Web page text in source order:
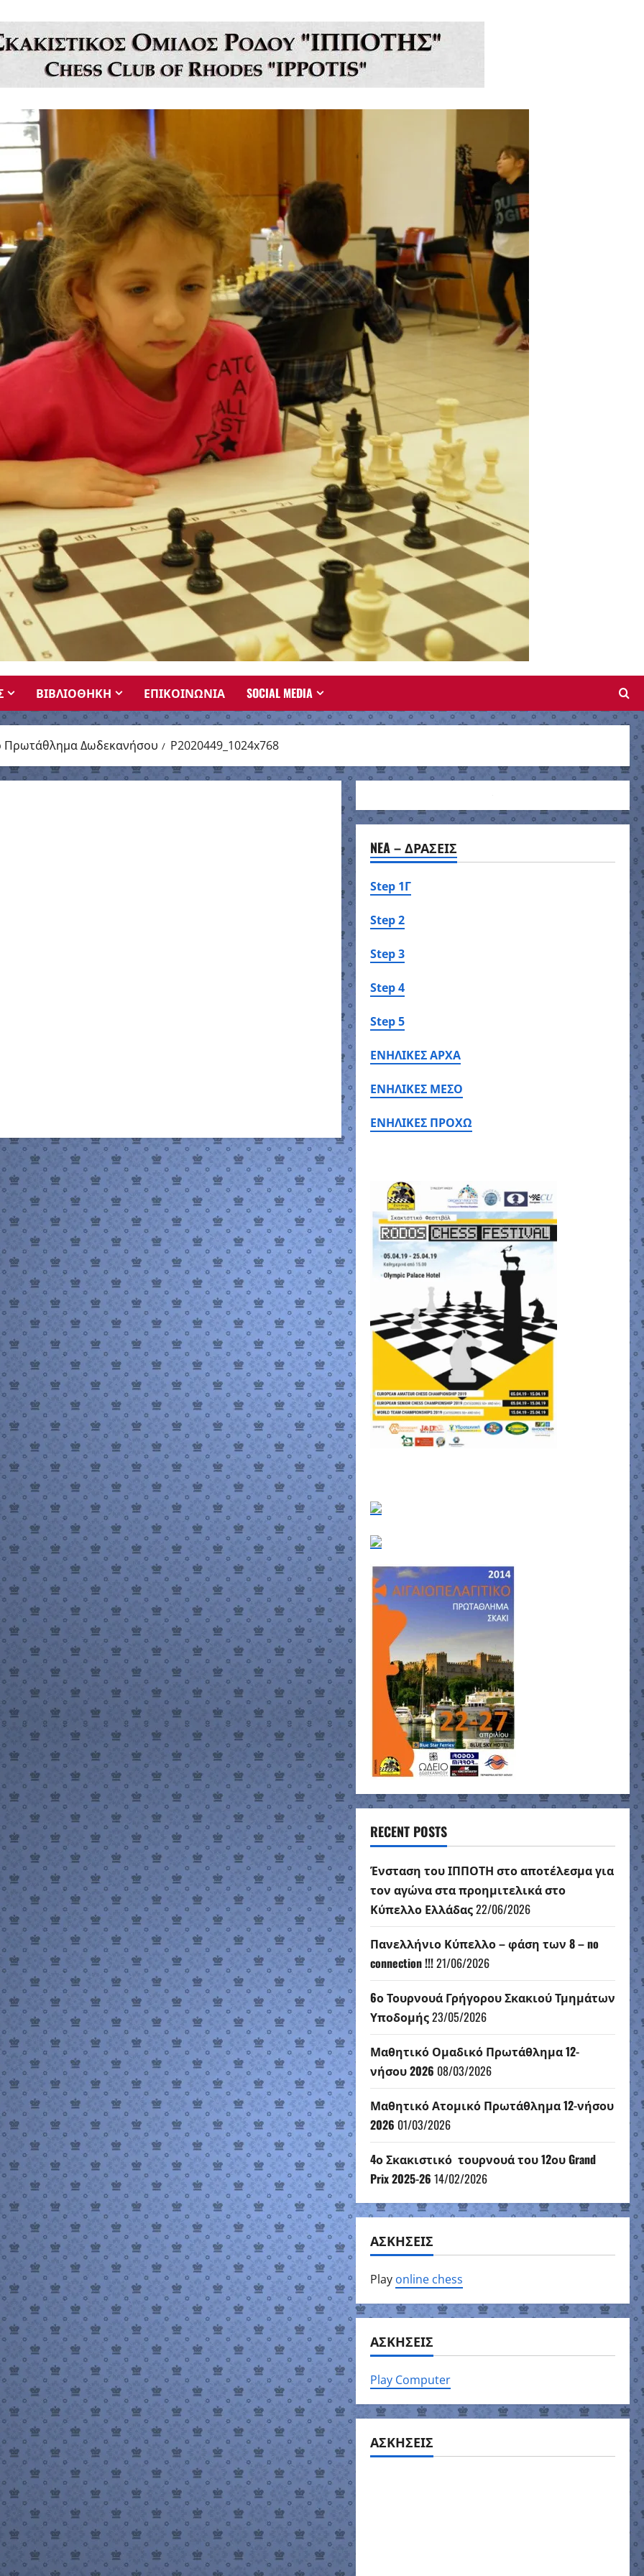
ΒΙΒΛΙΟΘΗΚΗ ΕΠΙΚΟΙΝΩΝΙΑ SOCIAL MEDIA
Πρωτάθλημα Δωδεκανήσου P2020449_1024x768
NEA – ΔΡΑΣΕΙΣ
Step 1Γ
Step 2
Step 3
Step 4
Step 5
ΕΝΗΛΙΚΕΣ ΑΡΧΑ
ΕΝΗΛΙΚΕΣ ΜΕΣΟ
ΕΝΗΛΙΚΕΣ ΠΡΟΧΩ
RECENT POSTS
Ένσταση του ΙΠΠΟΤΗ στο αποτέλεσμα για
τον αγώνα στα προημιτελικά στο
Κύπελλο Ελλάδας22/06/2026
Πανελλήνιο Κύπελλο – φάση των 8 – no
connection !!!21/06/2026
6ο Τουρνουά Γρήγορου Σκακιού Τμημάτων
Υποδομής23/05/2026
Μαθητικό Ομαδικό Πρωτάθλημα 12-
νήσου 2026 08/03/2026
Μαθητικό Ατομικό Πρωτάθλημα 12-νήσου
2026 01/03/2026
4ο Σκακιστικό τουρνουά του 12ου Grand
Prix 2025-26 14/02/2026
ΑΣΚΗΣΕΙΣ
Play online chess
ΑΣΚΗΣΕΙΣ
Play Computer
ΑΣΚΗΣΕΙΣ